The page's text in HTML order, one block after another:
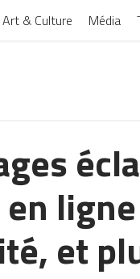
Art & Culture Média
et